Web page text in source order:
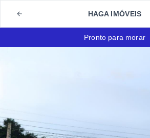
HAGA IMÓVEIS
Pronto para morar